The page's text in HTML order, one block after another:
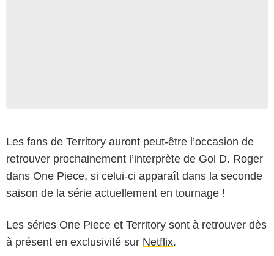
Les fans de Territory auront peut-être l’occasion de
retrouver prochainement l’interprète de Gol D. Roger
dans One Piece, si celui-ci apparaît dans la seconde
saison de la série actuellement en tournage !
Les séries One Piece et Territory sont à retrouver dès
à présent en exclusivité sur Netflix.